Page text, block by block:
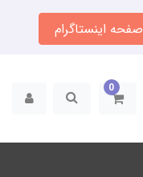
صفحه اینستاگرام
0